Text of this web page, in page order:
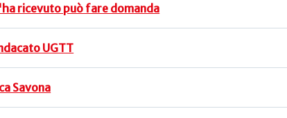
ricevuto può fare domanda
UGTT
Savona